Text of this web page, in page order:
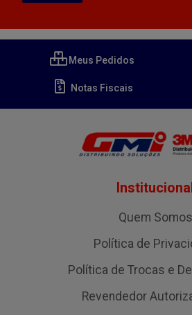
Meus Pedidos
Notas Fiscais
Quem Somos
Política de
Política de Trocas e
Revendedor